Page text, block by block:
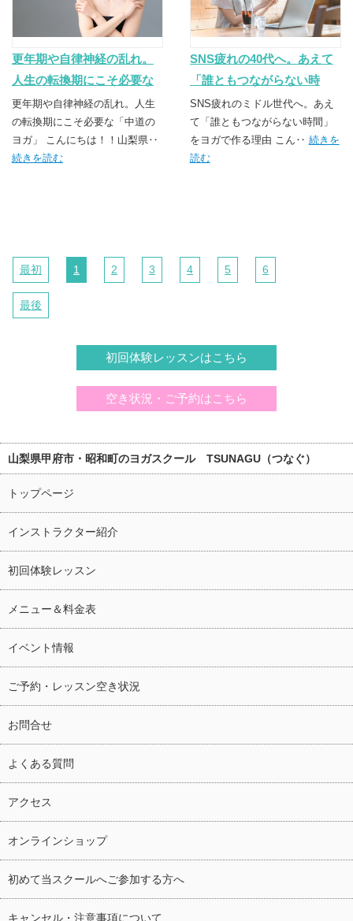
更年期や自律神経の乱れ。
人生の転換期にこそ必要な
「中道のヨガ」
更年期や自律神経の乱れ。人生
の転換期にこそ必要な「中道の
ヨガ」 こんにちは！！山梨県‥
続きを読む
SNS疲れの40代へ。あえて
「誰ともつながらない時
間」をヨガで作る理由
SNS疲れのミドル世代へ。あえ
て「誰ともつながらない時間」
をヨガで作る理由 こん‥ 続きを
読む
最初 1 2 3 4 5 6
最後
初回体験レッスンはこちら
空き状況・ご予約はこちら
山梨県甲府市・昭和町のヨガスクール TSUNAGU（つなぐ）
トップページ
インストラクター紹介
初回体験レッスン
メニュー＆料金表
イベント情報
ご予約・レッスン空き状況
お問合せ
よくある質問
アクセス
オンラインショップ
初めて当スクールへご参加する方へ
キャンセル・注意事項について